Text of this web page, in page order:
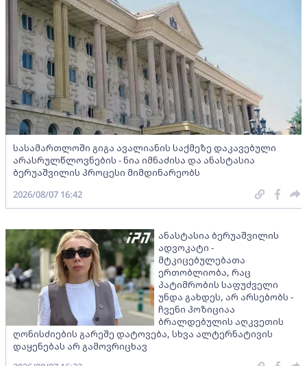
სასამართლოში გიგა ავალიანის საქმეზე დაკავებული
არასრულწლოვნების - ნია იმნაძისა და ანასტასია
ბერუაშვილის პროცესი მიმდინარეობს
2026/08/07 16:42
ანასტასია ბერუაშვილის
ადვოკატი -
მტკიცებულებათა
ერთობლიობა, რაც
პატიმრობის საფუძველი
უნდა გახდეს, არ არსებობს -
ჩვენი პოზიციაა
ბრალდებულის აღკვეთის
ღონისძიების გარეშე დატოვება, სხვა ალტერნატივის
დაყენებას არ გამოვრიცხავ